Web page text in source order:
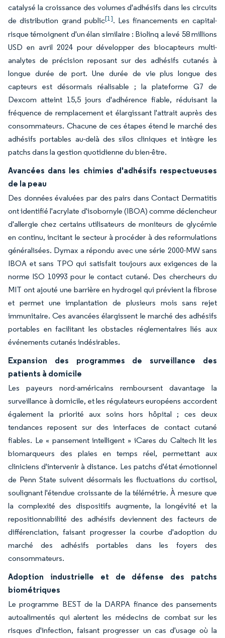
catalysé la croissance des volumes d'adhésifs dans les circuits
de distribution grand public[1]. Les financements en capital-
risque témoignent d'un élan similaire : Biolinq a levé 58 millions
USD en avril 2024 pour développer des biocapteurs multi-
analytes de précision reposant sur des adhésifs cutanés à
longue durée de port. Une durée de vie plus longue des
capteurs est désormais réalisable ; la plateforme G7 de
Dexcom atteint 15,5 jours d'adhérence fiable, réduisant la
fréquence de remplacement et élargissant l'attrait auprès des
consommateurs. Chacune de ces étapes étend le marché des
adhésifs portables au-delà des silos cliniques et intègre les
patchs dans la gestion quotidienne du bien-être.
Avancées dans les chimies d'adhésifs respectueuses
de la peau
Des données évaluées par des pairs dans Contact Dermatitis
ont identifié l'acrylate d'isobornyle (IBOA) comme déclencheur
d'allergie chez certains utilisateurs de moniteurs de glycémie
en continu, incitant le secteur à procéder à des reformulations
généralisées. Dymax a répondu avec une série 2000-MW sans
IBOA et sans TPO qui satisfait toujours aux exigences de la
norme ISO 10993 pour le contact cutané. Des chercheurs du
MIT ont ajouté une barrière en hydrogel qui prévient la fibrose
et permet une implantation de plusieurs mois sans rejet
immunitaire. Ces avancées élargissent le marché des adhésifs
portables en facilitant les obstacles réglementaires liés aux
événements cutanés indésirables.
Expansion des programmes de surveillance des
patients à domicile
Les payeurs nord-américains remboursent davantage la
surveillance à domicile, et les régulateurs européens accordent
également la priorité aux soins hors hôpital ; ces deux
tendances reposent sur des interfaces de contact cutané
fiables. Le « pansement intelligent » iCares du Caltech lit les
biomarqueurs des plaies en temps réel, permettant aux
cliniciens d'intervenir à distance. Les patchs d'état émotionnel
de Penn State suivent désormais les fluctuations du cortisol,
soulignant l'étendue croissante de la télémétrie. À mesure que
la complexité des dispositifs augmente, la longévité et la
repositionnabilité des adhésifs deviennent des facteurs de
différenciation, faisant progresser la courbe d'adoption du
marché des adhésifs portables dans les foyers des
consommateurs.
Adoption industrielle et de défense des patchs
biométriques
Le programme BEST de la DARPA finance des pansements
autoalimentés qui alertent les médecins de combat sur les
risques d'infection, faisant progresser un cas d'usage où la